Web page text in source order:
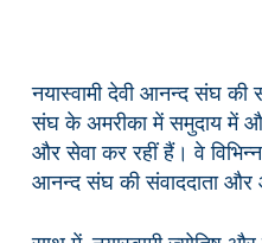
नयास्वामी देवी आनन्द संघ
संघ के अमरीका में समुदाय में
और सेवा कर रहीं हैं। वे
आनन्द संघ की संवाददाता और